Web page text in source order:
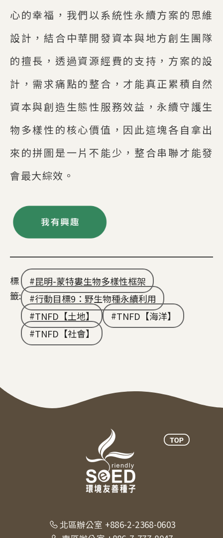
心的幸福，我們以系統性永續方案的思維
設計，結合中華開發資本與地方創生團隊
的擅長，透過資源經費的支持，方案的設
計，需求痛點的整合，才能真正累積自然
資本與創造生態性服務效益，永續守護生
物多樣性的核心價值，因此這塊各自拿出
來的拼圖是一片不能少，整合串聯才能發
會最大綜效。
標
籤:
昆明-蒙特婁生物多樣性框架
行動目標9：野生物種永續利用
TNFD【土地】
TNFD【海洋】
TNFD【社會】
北區辦公室 +886-2-2368-0603